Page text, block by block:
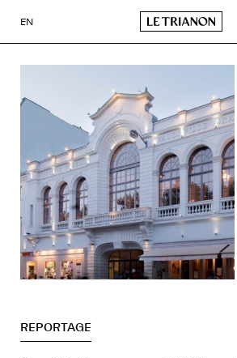
auEN
REPORTAGE